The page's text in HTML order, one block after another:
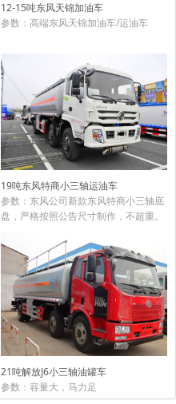
12-15吨东风天锦加油车
参数：高端东风天锦加油车/运油车
19吨东风特商小三轴运油车
参数：东风公司新款东风特商小三轴底
盘，严格按照公告尺寸制作，不超重。
21吨解放J6小三轴油罐车
参数：容量大，马力足